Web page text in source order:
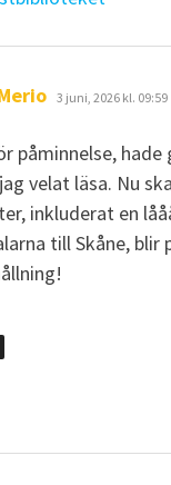
skriver:
3 juni, 2026 kl. 09:59
påminnelse,
velat läsa. Nu
inkluderat en
till Skåne, blir